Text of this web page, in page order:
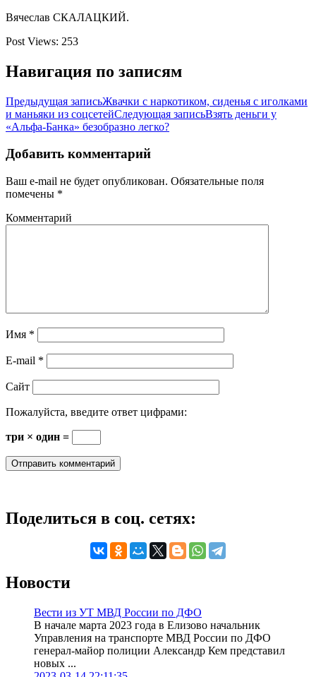
Вячеслав СКАЛАЦКИЙ.
Post Views: 253
Навигация по записям
Предыдущая записьЖвачки с наркотиком, сиденья с иголками
и маньяки из соцсетейСледующая записьВзять деньги у
«Альфа-Банка» безобразно легко?
Добавить комментарий
Ваш e-mail не будет опубликован. Обязательные поля
помечены *
Комментарий
Имя *
E-mail *
Сайт
Пожалуйста, введите ответ цифрами:
три × один =
Поделиться в соц. сетях:
Новости
Вести из УТ МВД России по ДФО
В начале марта 2023 года в Елизово начальник
Управления на транспорте МВД России по ДФО
генерал-майор полиции Александр Кем представил
новых ...